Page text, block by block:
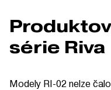
série Riva
Modely RI-02 nelze